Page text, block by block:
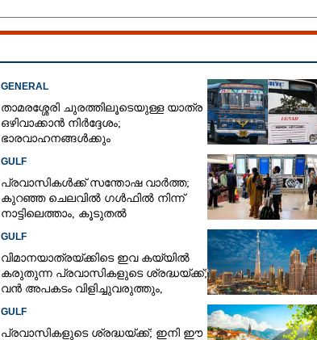
GENERAL
താമരശ്ശേരി ചുരത്തിലൂടെയുള്ള യാത്ര
ഒഴിവാക്കാൻ നിർദ്ദേശം;
ഭാരവാഹനങ്ങൾക്കും
GULF
പ്രവാസികൾക്ക് സന്തോഷ വാർത്ത;
കുറഞ്ഞ ചെലവിൽ ഗൾഫിൽ നിന്ന്
നാട്ടിലെത്താം,​ കൂടുതൽ
GULF
വിമാനയാത്രയ്‌ക്കിടെ ഇവ കയ്യിൽ
കരുതുന്ന പ്രവാസികളുടെ ശ്രദ്ധയ്‌ക്ക്;
വൻ അപകടം വിളിച്ചുവരുത്തും,
GULF
പ്രവാസികളുടെ ശ്രദ്ധയ്‌ക്ക്; ഇനി ഈ
സഞ്ചാരികളുടെ മനംമയങ്ങും; ആമ്പൽ
വസന്തത്തിൽ കടമ്പാടം പാടശേഖരം